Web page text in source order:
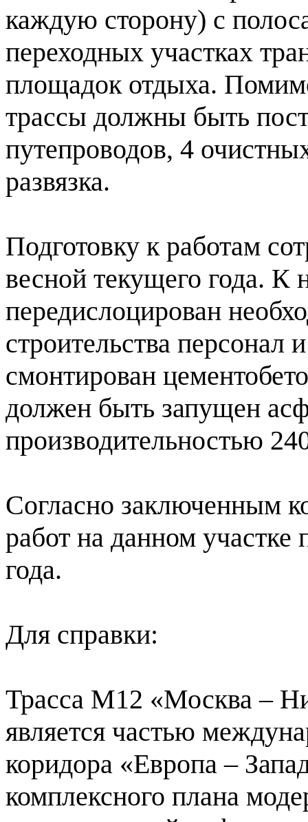
каждую сторону) с
переходных участках
площадок отдыха.
трассы должны быть
путепроводов, 4
развязка.
Подготовку к работам
весной текущего года. К
передислоцирован
строительства персонал
смонтирован
должен быть запущен
производительностью
Согласно заключенным
работ на данном участке
года.
Для справки:
Трасса М12 «Москва –
является частью
коридора «Европа –
комплексного плана